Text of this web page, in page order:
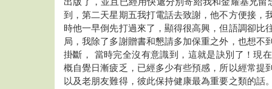
到，第二天星期五我打電話去致謝，他不方便接，
時他一早倒先打過來了，顯得很高興，但語調卻比
局，我除了多謝贈書和懇請多加保重之外，也想不
掛斷， 當時完全沒有意識到，這就是訣別了！現
概自覺日漸疲乏，已經多少有些預感，所以經常提
以及老朋友難得，彼此保持健康最為重要之類的話